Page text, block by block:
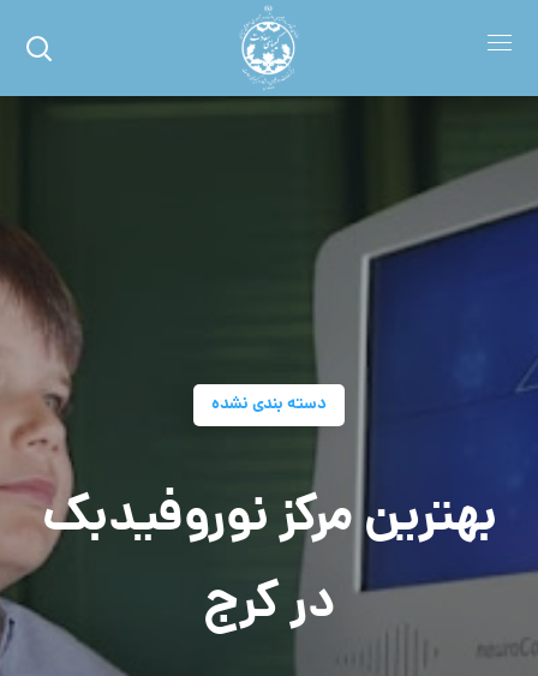
دسته بندی نشده
بهترین مرکز نوروفیدبک
در کرج